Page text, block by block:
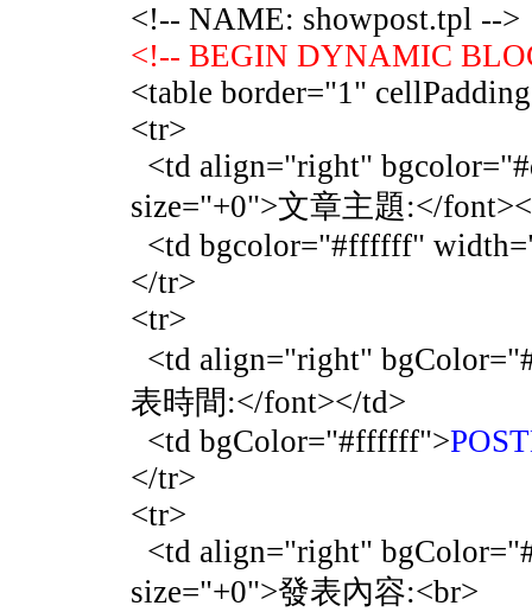
<!-- NAME: showpost.tpl -->
<!-- BEGIN DYNAMIC
<table border="1"
<tr>
<td align="right"
size="+0">文章主題:</
<td bgcolor="#ffffff"
</tr>
<tr>
<td align="right"
表時間:</font></td>
<td bgColor="#ffffff">
</tr>
<tr>
<td align="right"
size="+0">發表內容:<br>